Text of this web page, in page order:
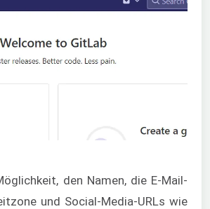
den Namen, die E-Mail-
und Social-Media-URLs wie